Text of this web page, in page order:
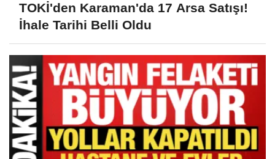
TOKİ'den Karaman'da 17 Arsa Satışı!
İhale Tarihi Belli Oldu